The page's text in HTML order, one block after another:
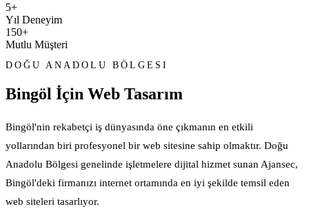
5+
Yıl Deneyim
150+
Mutlu Müşteri
DOĞU ANADOLU BÖLGESI
Bingöl İçin Web Tasarım
Bingöl'nin rekabetçi iş dünyasında öne çıkmanın en etkili
yollarından biri profesyonel bir web sitesine sahip olmaktır. Doğu
Anadolu Bölgesi genelinde işletmelere dijital hizmet sunan Ajansec,
Bingöl'deki firmanızı internet ortamında en iyi şekilde temsil eden
web siteleri tasarlıyor.